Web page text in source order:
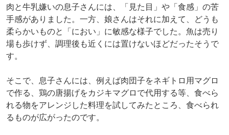
肉と牛乳嫌いの息子さんには、「見た目」や「食感」の苦
手感がありました。一方、娘さんはそれに加えて、どうも
柔らかいものと「におい」に敏感な様子でした。魚は売り
場も歩けず、調理後も近くには置けないほどだったそうで
す。
そこで、息子さんには、例えば肉団子をネギトロ用マグロ
で作る、鶏の唐揚げをカジキマグロで代用する等、食べら
れる物をアレンジした料理を試してみたところ、食べられ
るものが広がったのです。